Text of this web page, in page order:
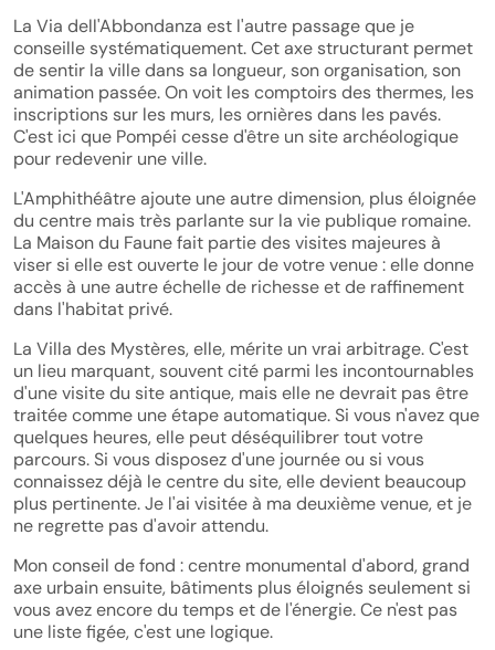
La Via dell'Abbondanza est l'autre passage que je
conseille systématiquement. Cet axe structurant permet
de sentir la ville dans sa longueur, son organisation, son
animation passée. On voit les comptoirs des thermes, les
inscriptions sur les murs, les ornières dans les pavés.
C'est ici que Pompéi cesse d'être un site archéologique
pour redevenir une ville.
L'Amphithéâtre ajoute une autre dimension, plus éloignée
du centre mais très parlante sur la vie publique romaine.
La Maison du Faune fait partie des visites majeures à
viser si elle est ouverte le jour de votre venue : elle donne
accès à une autre échelle de richesse et de raffinement
dans l'habitat privé.
La Villa des Mystères, elle, mérite un vrai arbitrage. C'est
un lieu marquant, souvent cité parmi les incontournables
d'une visite du site antique, mais elle ne devrait pas être
traitée comme une étape automatique. Si vous n'avez que
quelques heures, elle peut déséquilibrer tout votre
parcours. Si vous disposez d'une journée ou si vous
connaissez déjà le centre du site, elle devient beaucoup
plus pertinente. Je l'ai visitée à ma deuxième venue, et je
ne regrette pas d'avoir attendu.
Mon conseil de fond : centre monumental d'abord, grand
axe urbain ensuite, bâtiments plus éloignés seulement si
vous avez encore du temps et de l'énergie. Ce n'est pas
une liste figée, c'est une logique.